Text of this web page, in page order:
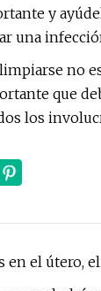
y
una
no
que
los
en el útero,